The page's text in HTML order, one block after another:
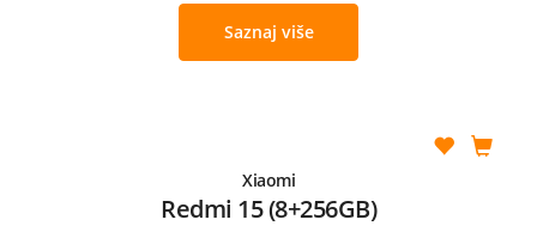
Saznaj više
Xiaomi
Redmi 15 (8+256GB)